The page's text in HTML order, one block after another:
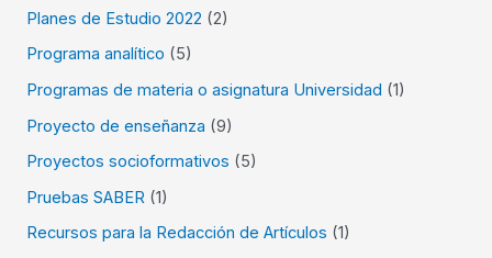
Planes de Estudio 2022 (2)
Programa analítico (5)
Programas de materia o asignatura Universidad (1)
Proyecto de enseñanza (9)
Proyectos socioformativos (5)
Pruebas SABER (1)
Recursos para la Redacción de Artículos (1)